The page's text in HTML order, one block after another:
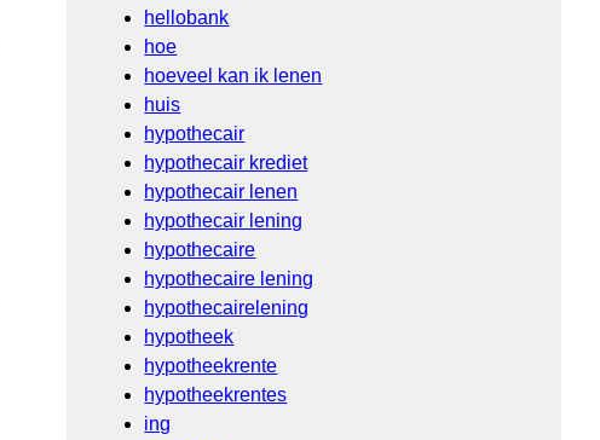
hellobank
hoe
hoeveel kan ik lenen
huis
hypothecair
hypothecair krediet
hypothecair lenen
hypothecair lening
hypothecaire
hypothecaire lening
hypothecairelening
hypotheek
hypotheekrente
hypotheekrentes
ing